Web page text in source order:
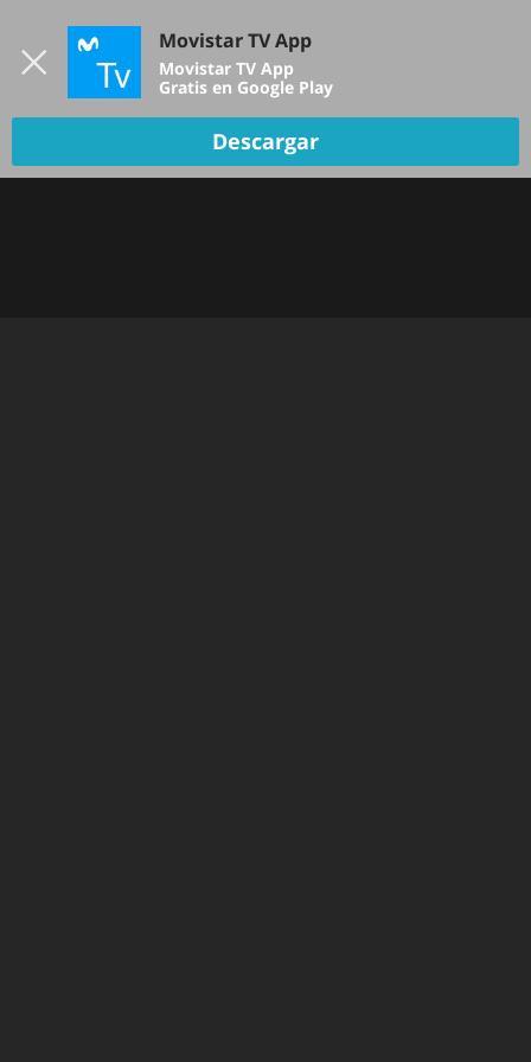
TV EN VIVO
Movistar TV App
Movistar TV App
Gratis en Google Play
Descargar